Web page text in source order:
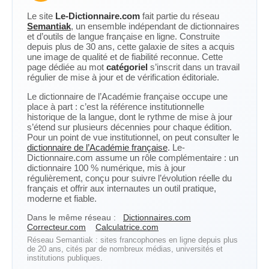
Le site Le-Dictionnaire.com fait partie du réseau
Semantiak, un ensemble indépendant de dictionnaires
et d’outils de langue française en ligne. Construite
depuis plus de 30 ans, cette galaxie de sites a acquis
une image de qualité et de fiabilité reconnue. Cette
page dédiée au mot catégoriel s’inscrit dans un travail
régulier de mise à jour et de vérification éditoriale.
Le dictionnaire de l’Académie française occupe une
place à part : c’est la référence institutionnelle
historique de la langue, dont le rythme de mise à jour
s’étend sur plusieurs décennies pour chaque édition.
Pour un point de vue institutionnel, on peut consulter le
dictionnaire de l’Académie française. Le-
Dictionnaire.com assume un rôle complémentaire : un
dictionnaire 100 % numérique, mis à jour
régulièrement, conçu pour suivre l’évolution réelle du
français et offrir aux internautes un outil pratique,
moderne et fiable.
Dans le même réseau :
Dictionnaires.com
Correcteur.com
Calculatrice.com
Réseau Semantiak : sites francophones en ligne depuis plus
de 20 ans, cités par de nombreux médias, universités et
institutions publiques.